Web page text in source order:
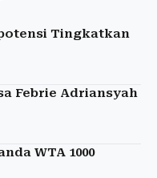
Tingkatkan
Febrie Adriansyah
WTA 1000